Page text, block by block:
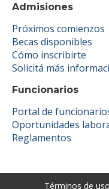
Admisiones
Próximos comienzos
Becas disponibles
Cómo inscribirte
Solicitá más
Funcionarios
Portal de
Oportunidades
Reglamentos
Términos de uso